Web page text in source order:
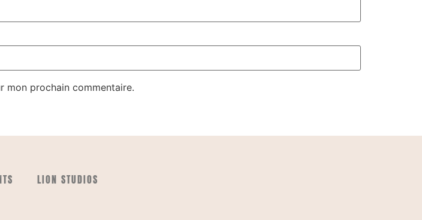
mon prochain commentaire.
LION STUDIOS